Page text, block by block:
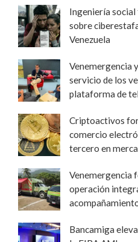
Ingeniería
sobre
Venezuela
Venemergencia
servicio de los
plataforma de
Criptoactivos
comercio
tercero en
Venemergencia
operación
Bancamiga